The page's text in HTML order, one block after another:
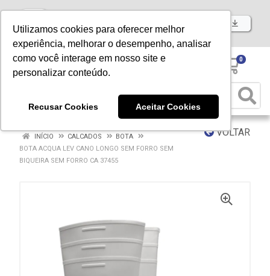
Utilizamos cookies para oferecer melhor
experiência, melhorar o desempenho, analisar
como você interage em nosso site e
personalizar conteúdo.
Recusar Cookies Aceitar Cookies
Baixe já nosso APP
0
VOLTAR
INÍCIO CALCADOS
BOTA
BOTA ACQUA LEV CANO LONGO SEM FORRO SEM
BIQUEIRA SEM FORRO CA 37455